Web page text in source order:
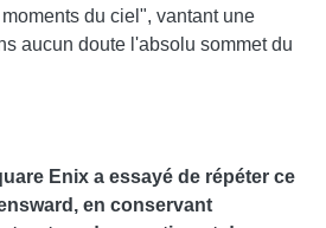
du ciel", vantant une
aucun doute l'absolu sommet du
Enix a essayé de répéter ce
en conservant